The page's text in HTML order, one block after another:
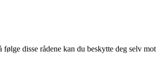
disse rådene kan du beskytte deg selv mot